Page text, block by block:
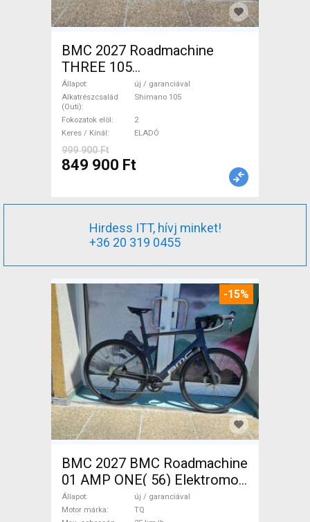
BMC 2027 Roadmachine
THREE 105
(47,51,54,56,58,61) Országúti
Shimano 105 tárcsafék új /
garanciával ELADÓ
Állapot
új / garanciával
Alkatrészcsalád
(Outi)
Shimano 105
Fokozatok elöl
2
Keres / Kínál
ELADÓ
999 900 Ft
849 900 Ft
Hirdess ITT, hívj minket!
+36 20 319 0455
-15%
BMC 2027 BMC Roadmachine
01 AMP ONE( 56) Elektromos
Országúti / Gravel TQ új /
garanciával ELADÓ
Állapot
új / garanciával
Motor márka
TQ